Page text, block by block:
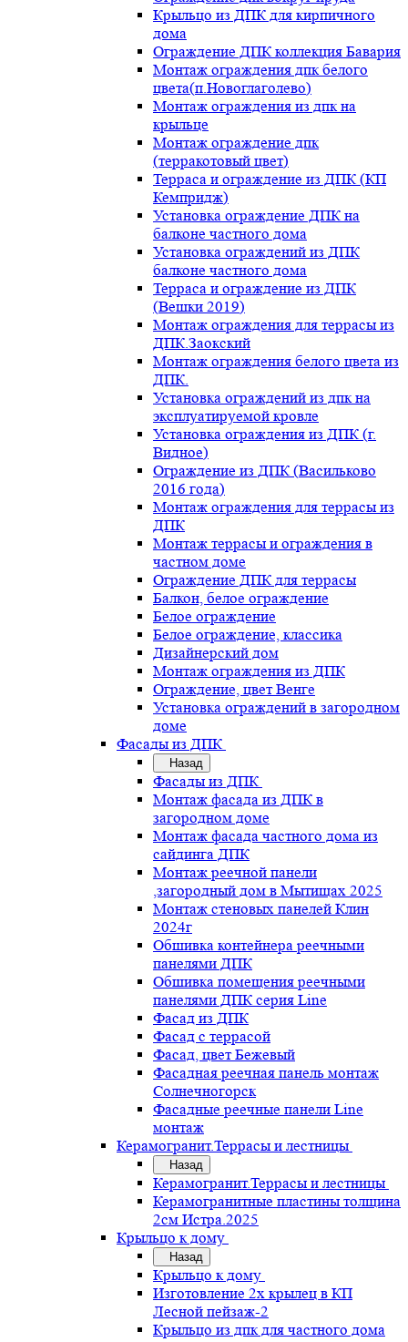
Крыльцо из ДПК для кирпичного
дома
Ограждение ДПК коллекция Бавария
Монтаж ограждения дпк белого
цвета(п.Новоглаголево)
Монтаж ограждения из дпк на
крыльце
Монтаж ограждение дпк
(терракотовый цвет)
Терраса и ограждение из ДПК (КП
Кемпридж)
Установка ограждение ДПК на
балконе частного дома
Установка ограждений из ДПК
балконе частного дома
Терраса и ограждение из ДПК
(Вешки 2019)
Монтаж ограждения для террасы из
ДПК.Заокский
Монтаж ограждения белого цвета из
ДПК.
Установка ограждений из дпк на
эксплуатируемой кровле
Установка ограждения из ДПК (г.
Видное)
Ограждение из ДПК (Васильково
2016 года)
Монтаж ограждения для террасы из
ДПК
Монтаж террасы и ограждения в
частном доме
Ограждение ДПК для террасы
Балкон, белое ограждение
Белое ограждение
Белое ограждение, классика
Дизайнерский дом
Монтаж ограждения из ДПК
Ограждение, цвет Венге
Установка ограждений в загородном
доме
Фасады из ДПК
Назад
Фасады из ДПК
Монтаж фасада из ДПК в
загородном доме
Монтаж фасада частного дома из
сайдинга ДПК
Монтаж реечной панели
,загородный дом в Мытищах 2025
Монтаж стеновых панелей Клин
2024г
Обшивка контейнера реечными
панелями ДПК
Обшивка помещения реечными
панелями ДПК серия Line
Фасад из ДПК
Фасад с террасой
Фасад, цвет Бежевый
Фасадная реечная панель монтаж
Солнечногорск
Фасадные реечные панели Line
монтаж
Керамогранит.Террасы и лестницы
Назад
Керамогранит.Террасы и лестницы
Керамогранитные пластины толщина
2см Истра.2025
Крыльцо к дому
Назад
Крыльцо к дому
Изготовление 2х крылец в КП
Лесной пейзаж-2
Крыльцо из дпк для частного дома